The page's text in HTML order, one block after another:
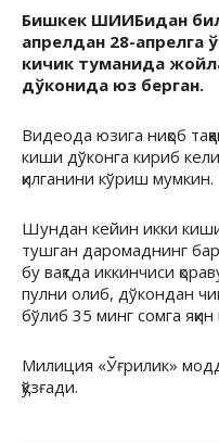
Бишкек ШИИБидан
апрелдан 28-апрелга
кичик туманида
дўконида юз берган.
Видеода юзига ниқоб
киши дўконга кириб
қилганини кўриш мумкин.
Шундан кейин икки
тушган даромаднинг
бу вақтда иккинчиси
пулни олиб, дўкондан
бўлиб 35 минг сомга
Милиция «Ўғрилик»
қўзғади.